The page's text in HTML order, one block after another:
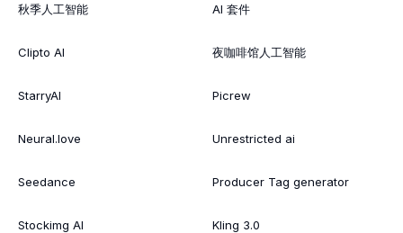
秋季人工智能
Clipto AI
StarryAI
Neural.love
Seedance
Stockimg AI
AI 套件
夜咖啡馆人工智能
Picrew
Unrestricted ai
Producer Tag generator
Kling 3.0